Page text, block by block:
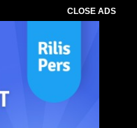
CLOSE ADS